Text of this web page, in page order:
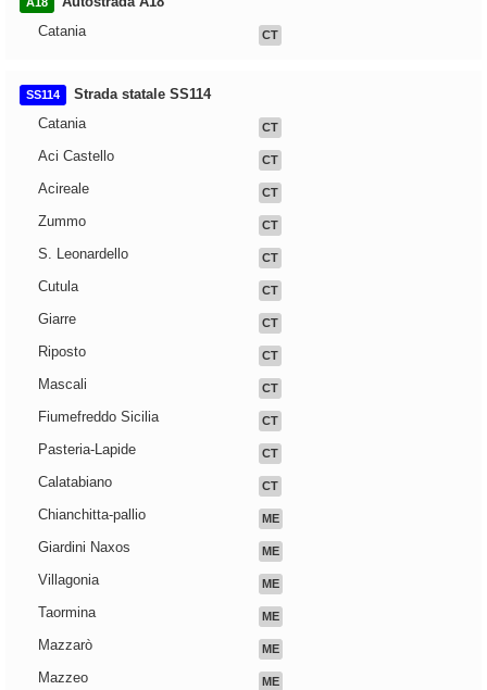
Catania
CT
SS114
Strada statale SS114
Catania
CT
Aci Castello CT
Acireale CT
Zummo CT
S. Leonardello CT
Cutula CT
Giarre CT
Riposto CT
Mascali CT
Fiumefreddo Sicilia CT
Pasteria-Lapide CT
Calatabiano CT
Chianchitta-pallio ME
Giardini Naxos ME
Villagonia ME
Taormina ME
Mazzarò ME
Mazzeo ME